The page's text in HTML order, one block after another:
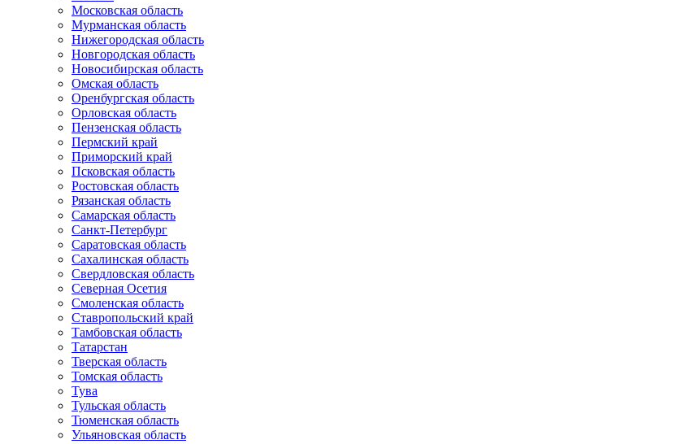
Московская область
Мурманская область
Нижегородская область
Новгородская область
Новосибирская область
Омская область
Оренбургская область
Орловская область
Пензенская область
Пермский край
Приморский край
Псковская область
Ростовская область
Рязанская область
Самарская область
Санкт-Петербург
Саратовская область
Сахалинская область
Свердловская область
Северная Осетия
Смоленская область
Ставропольский край
Тамбовская область
Татарстан
Тверская область
Томская область
Тува
Тульская область
Тюменская область
Ульяновская область